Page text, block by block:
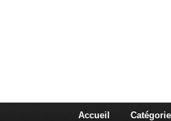
Accueil